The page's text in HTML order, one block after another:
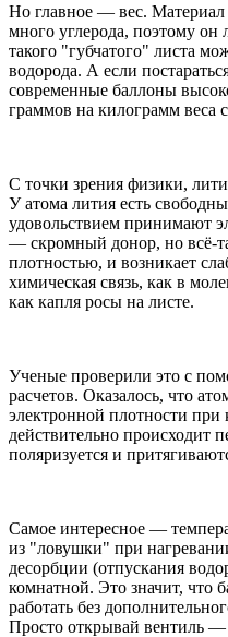
Но главное — вес. Материал
много углерода, поэтому
такого "губчатого" листа
водорода. А если
современные баллоны
граммов на килограмм веса
С точки зрения физики,
У атома лития есть
удовольствием принимают
— скромный донор, но всё-
плотностью, и возникает
химическая связь, как в
как капля росы на листе.
Ученые проверили это с
расчетов. Оказалось, что
электронной плотности при
действительно происходит
поляризуется и
Самое интересное —
из "ловушки" при
десорбции (отпускания
комнатной. Это значит, что
работать без
Просто открывай вентиль —